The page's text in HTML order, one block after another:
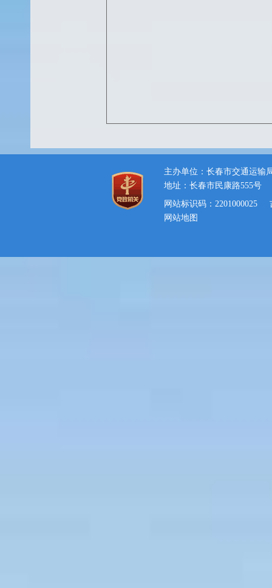
主办单位：长春市交通运输
地址：长春市民康路555号
网站标识码：2201000025
网站地图